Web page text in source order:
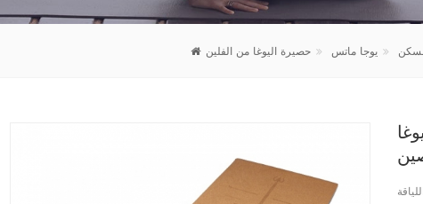
يوجا ماتس
لممارسة اللياقة